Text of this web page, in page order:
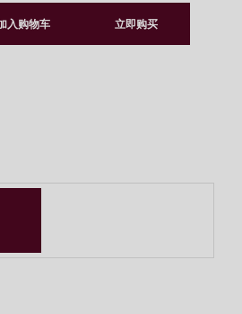
四宝瓶老天珠 quantity
入购物车 立即购买